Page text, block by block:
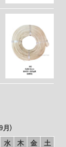
月)
水 木 金
土